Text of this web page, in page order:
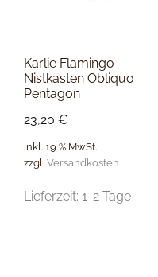
Karlie Flamingo
Nistkasten Obliquo
Pentagon
23,20 €
inkl. 19 % MwSt.
zzgl. Versandkosten
Lieferzeit: 1-2 Tage